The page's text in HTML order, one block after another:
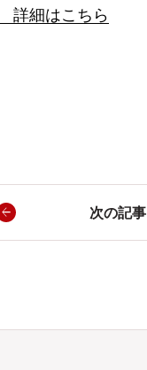
詳細はこちら
次の記事